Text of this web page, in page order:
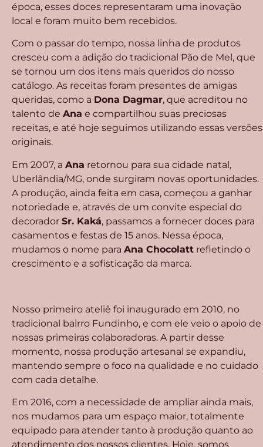
época, esses doces representaram uma inovação
local e foram muito bem recebidos.
Com o passar do tempo, nossa linha de produtos
cresceu com a adição do tradicional Pão de Mel, que
se tornou um dos itens mais queridos do nosso
catálogo. As receitas foram presentes de amigas
queridas, como a Dona Dagmar, que acreditou no
talento de Ana e compartilhou suas preciosas
receitas, e até hoje seguimos utilizando essas versões
originais.
Em 2007, a Ana retornou para sua cidade natal,
Uberlândia/MG, onde surgiram novas oportunidades.
A produção, ainda feita em casa, começou a ganhar
notoriedade e, através de um convite especial do
decorador Sr. Kaká, passamos a fornecer doces para
casamentos e festas de 15 anos. Nessa época,
mudamos o nome para Ana Chocolatt refletindo o
crescimento e a sofisticação da marca.
Nosso primeiro ateliê foi inaugurado em 2010, no
tradicional bairro Fundinho, e com ele veio o apoio de
nossas primeiras colaboradoras. A partir desse
momento, nossa produção artesanal se expandiu,
mantendo sempre o foco na qualidade e no cuidado
com cada detalhe.
Em 2016, com a necessidade de ampliar ainda mais,
nos mudamos para um espaço maior, totalmente
equipado para atender tanto à produção quanto ao
atendimento dos nossos clientes. Hoje, somos